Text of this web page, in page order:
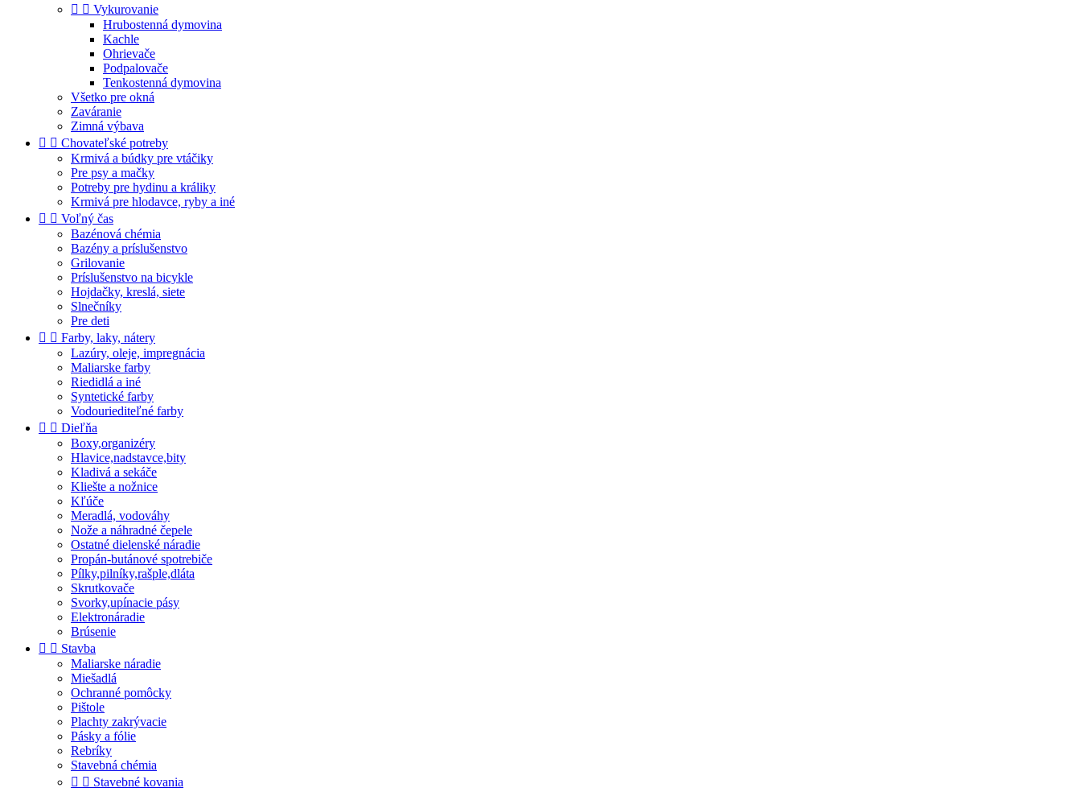
  Vykurovanie
Hrubostenná dymovina
Kachle
Ohrievače
Podpalovače
Tenkostenná dymovina
Všetko pre okná
Zaváranie
Zimná výbava
  Chovateľské potreby
Krmivá a búdky pre vtáčiky
Pre psy a mačky
Potreby pre hydinu a králiky
Krmivá pre hlodavce, ryby a iné
  Voľný čas
Bazénová chémia
Bazény a príslušenstvo
Grilovanie
Príslušenstvo na bicykle
Hojdačky, kreslá, siete
Slnečníky
Pre deti
  Farby, laky, nátery
Lazúry, oleje, impregnácia
Maliarske farby
Riedidlá a iné
Syntetické farby
Vodouriediteľné farby
  Dieľňa
Boxy,organizéry
Hlavice,nadstavce,bity
Kladivá a sekáče
Kliešte a nožnice
Kľúče
Meradlá, vodováhy
Nože a náhradné čepele
Ostatné dielenské náradie
Propán-butánové spotrebiče
Pílky,pilníky,rašple,dláta
Skrutkovače
Svorky,upínacie pásy
Elektronáradie
Brúsenie
  Stavba
Maliarske náradie
Miešadlá
Ochranné pomôcky
Pištole
Plachty zakrývacie
Pásky a fólie
Rebríky
Stavebná chémia
  Stavebné kovania